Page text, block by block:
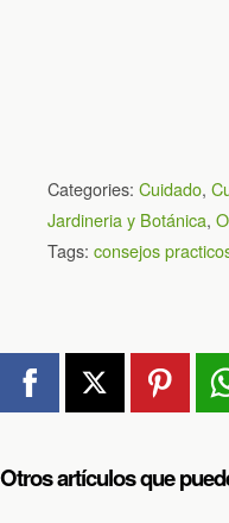
Categories: Cuidado,
Jardineria y Botánica,
Tags: consejos
Otros artículos que